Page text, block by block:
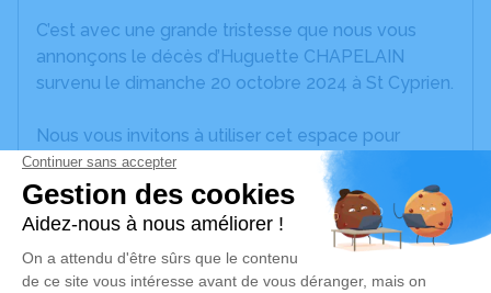
C’est avec une grande tristesse que nous vous
annonçons le décès d’Huguette CHAPELAIN
survenu le dimanche 20 octobre 2024 à St Cyprien.
Nous vous invitons à utiliser cet espace pour
laisser vos condoléances, partager des photos
souvenirs, une anecdote ou exprimer vos pensées
à travers des poèmes ou des textes. Cet endroit
est un lieu d'expression dédié à honorer la
mémoire d’Huguette CHAPELAIN.